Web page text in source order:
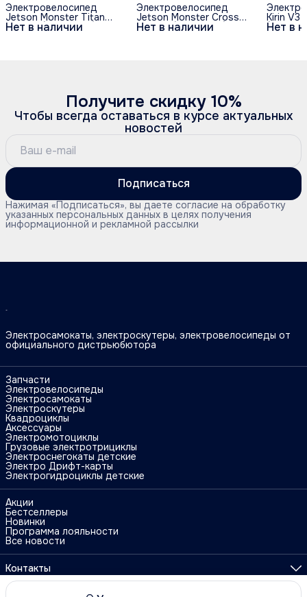
Нет в наличии
Электровелосипед
Jetson Monster Titan
1200W (60V/30Ah) Нет в наличии
Электровелосипед
Jetson Monster Cross
1200W (60V/30Ah) Нет в
Kirin V3
(60V/
Получите скидку 10%
Чтобы всегда оставаться в курсе актуальных
новостей
Подписаться
Нажимая «Подписаться», вы даете согласие на обработку
указанных персональных данных в целях получения
информационной и рекламной рассылки
Электросамокаты, электроскутеры, электровелосипеды от
официального дистрьюбютора
Запчасти
Электровелосипеды
Электросамокаты
Электроскутеры
Квадроциклы
Аксессуары
Электромотоциклы
Грузовые электротрициклы
Электроснегокаты детские
Электро Дрифт-карты
Электрогидроциклы детские
Акции
Бестселлеры
Новинки
Программа лояльности
Все новости
Контакты
Адрес